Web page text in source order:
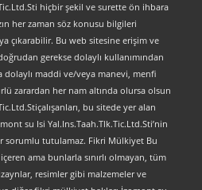
hiçbir şekil ve surette ön ihbara
her zaman söz konusu bilgileri
çıkarabilir. Bu web sitesine erişim ve
gerekse dolaylı kullanımından
maddi ve/veya manevi, menfi
zarardan her nam altında olursa olsun
bu sitede yer alan
su Isi Yal.Ins.Taah.Tlk.Tic.Ltd.Sti’nin
sorumlu tutulamaz. Fikri Mülkiyet Bu
ama bunlarla sınırlı olmayan, tüm
resimler gibi malzemeler ve